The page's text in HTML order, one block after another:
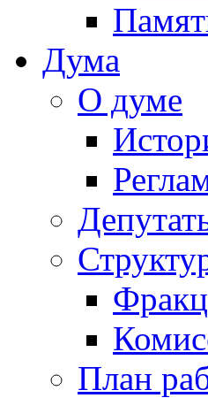
Дума
О думе
План